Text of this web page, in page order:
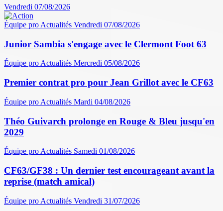
Vendredi 07/08/2026
Équipe pro Actualités Vendredi 07/08/2026
Junior Sambia s'engage avec le Clermont Foot 63
Équipe proActualités Mercredi 05/08/2026
Premier contrat pro pour Jean Grillot avec le CF63
Équipe pro Actualités Mardi 04/08/2026
Théo Guivarch prolonge en Rouge & Bleu jusqu'en
2029
Équipe pro Actualités Samedi 01/08/2026
CF63/GF38 : Un dernier test encourageant avant la
reprise (match amical)
Équipe pro Actualités Vendredi 31/07/2026